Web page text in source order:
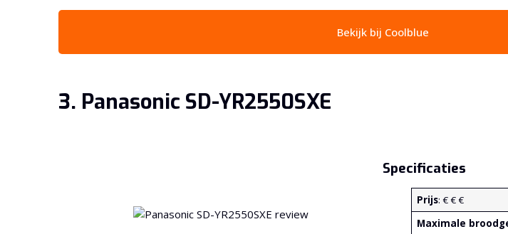
Bekijk bij Coolblue
3. Panasonic SD-YR2550SXE
Specificaties
Prijs: € € €
Maximale